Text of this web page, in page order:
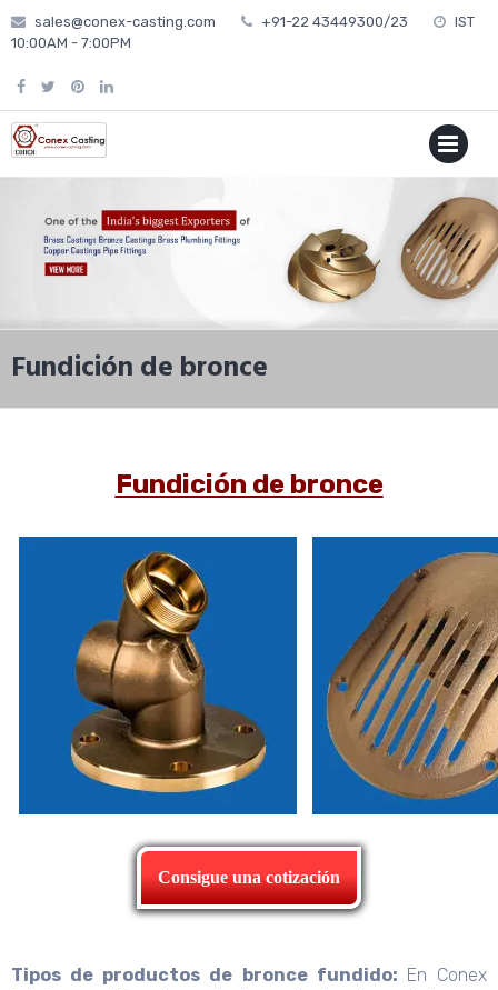
Skip
to
sales@conex-casting.com +91-22 43449300/23
IST
10:00AM - 7:00PM
MENU
Fundición de bronce
Fundición de bronce
Consigue una cotización
Tipos de productos de bronce fundido: En Conex